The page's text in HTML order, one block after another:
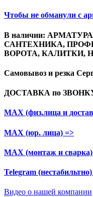
Чтобы не обманули с
В наличии:
САНТЕХНИКА,
ВОРОТА, КАЛИТКИ,
Самовывоз и резка
ДОСТАВКА по
МАХ (физ.лица и
МАХ (юр. лица) =>
МАХ (монтаж и сварка)
Telegram (нестабильтно)
Видео о нашей компании